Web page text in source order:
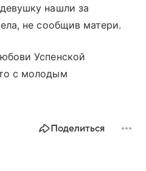
нашли за
не сообщив матери.
Успенской
с молодым
Поделиться